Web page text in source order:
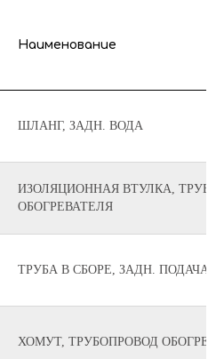
Наименование
ШЛАНГ, ЗАДН. ВОДА
ИЗОЛЯЦИОННАЯ ВТУЛКА,
ОБОГРЕВАТЕЛЯ
ТРУБА В СБОРЕ, ЗАДН. ПОДАЧА
ХОМУТ, ТРУБОПРОВОД